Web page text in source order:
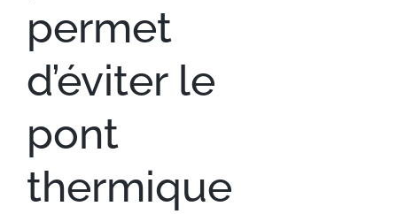
permet
d’éviter le
pont
thermique